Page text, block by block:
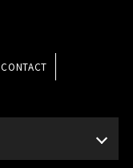
CONTACT